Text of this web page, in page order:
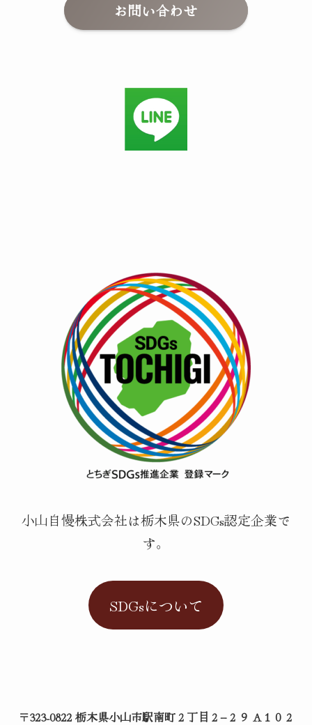
お問い合わせ
小山自慢株式会社は栃木県のSDGs認定企業で
す。
SDGsについて
〒323-0822 栃木県小山市駅南町２丁目２−２９ A１０２